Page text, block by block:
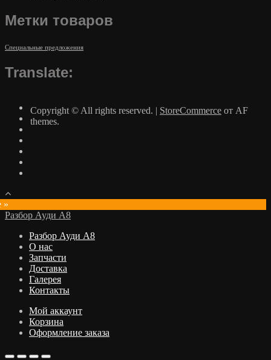
Метки товаров
Специальные предложения
Translate:
Copyright © All rights reserved. | StoreCommerce от AF
themes.
»
Разбор Ауди А8
Разбор Ауди А8
О нас
Запчасти
Доставка
Галерея
Контакты
Мой аккаунт
Корзина
Оформление заказа